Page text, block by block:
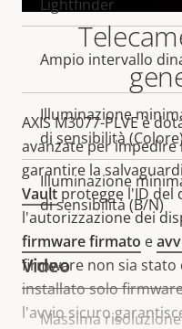
AXIS M3077-PLVE è
avanzate per
garantire la
Vault protegge l'ID del
l'autorizzazione dei
firmware firmato e
firmware non sia stato
installato solo
l'avvio sicuro
Lightfinder
Ampio intervallo
Illuminazione
di sensibilità (Colore)
Illuminazione
di sensibilità (B/N)
Video
Descrizione
Massima